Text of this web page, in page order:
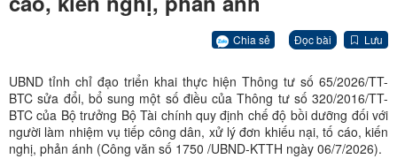
Chia sẻ Đọc bài Lưu
UBND tỉnh chỉ đạo triển khai thực hiện Thông tư số 65/2026/TT-
BTC sửa đổi, bổ sung một số điều của Thông tư số 320/2016/TT-
BTC của Bộ trưởng Bộ Tài chính quy định chế độ bồi dưỡng đối với
người làm nhiệm vụ tiếp công dân, xử lý đơn khiếu nại, tố cáo, kiến
nghị, phản ánh (Công văn số 1750 /UBND-KTTH ngày 06/7/2026).